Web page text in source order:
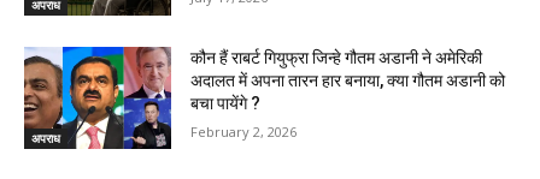
अपराध
अपराध
कौन हैं राबर्ट गियुफ्रा जिन्हे गौतम अडानी ने अमेरिकी
अदालत में अपना तारन हार बनाया, क्या गौतम अडानी को
बचा पायेंगे ?
February 2, 2026